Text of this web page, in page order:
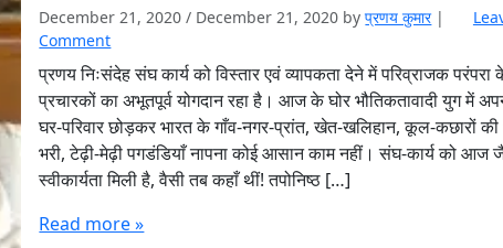
December 21, 2020 / December 21, 2020 byप्रणय कुमार |
Comment
प्रणय निःसंदेह संघ कार्य को विस्तार एवं व्यापकता देने में परिव्राजक परंपरा
प्रचारकों का अभूतपूर्व योगदान रहा है। आज के घोर भौतिकतावादी युग में
घर-परिवार छोड़कर भारत के गाँव-नगर-प्रांत, खेत-खलिहान, कूल-कछारों
भरी, टेढ़ी-मेढ़ी पगडंडियाँ नापना कोई आसान काम नहीं। संघ-कार्य को आज
स्वीकार्यता मिली है, वैसी तब कहाँ थीं! तपोनिष्ठ […]
Read more »